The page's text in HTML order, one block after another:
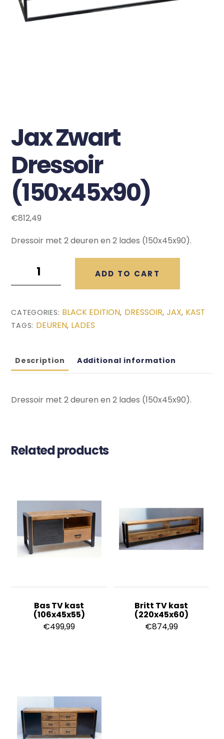
Jax Zwart
Dressoir
(150x45x90)
€812,49
Dressoir met 2 deuren en 2 lades (150x45x90).
quantity
ADD TO CART
CATEGORIES: BLACK EDITION, DRESSOIR, JAX, KAST
TAGS: DEUREN, LADES
Description Additional information
Dressoir met 2 deuren en 2 lades (150x45x90).
Related products
Bas TV kast
(106x45x55)
€499,99
Britt TV kast
(220x45x60)
€874,99